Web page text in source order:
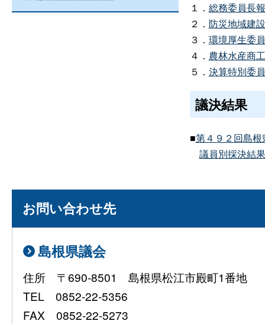
１． 総務委員長
２． 防災地域建
３． 環境厚生委
４． 農林水産商
５． 決算特別委
議決結果
■第４９２回島
議員別採決結
お問い合わせ先
島根県議会
住所 〒690-8501 島根県松江市殿町1番地
TEL 0852-22-5356
FAX 0852-22-5273